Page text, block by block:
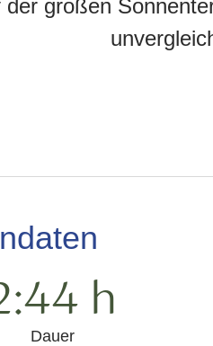
der großen
Dauer h